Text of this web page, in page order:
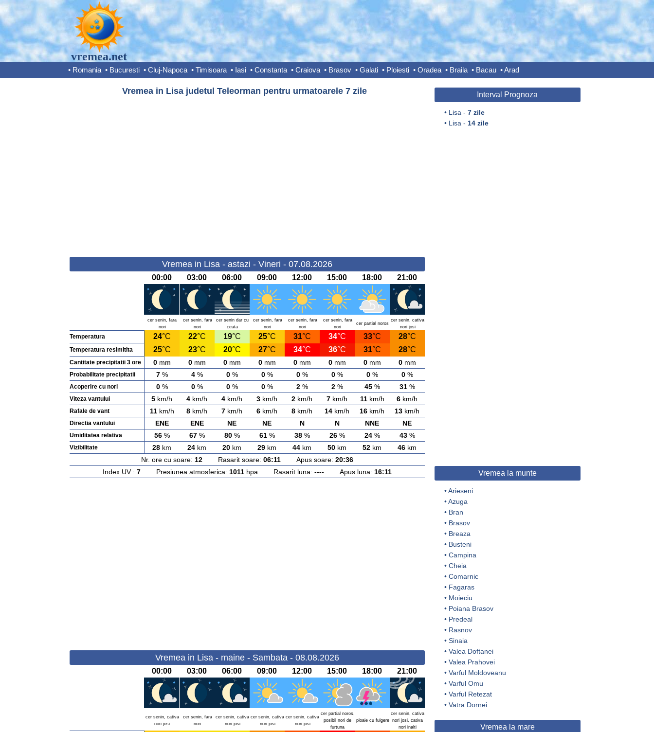
vremea.net
• Romania • Bucuresti • Cluj-Napoca • Timisoara • Iasi • Constanta • Craiova • Brasov • Galati • Ploiesti • Oradea • Braila • Bacau •Arad
Vremea in Lisa judetul Teleorman pentru urmatoarele 7 zile
Vremea in Lisa - astazi - Vineri - 07.08.2026
00:00 03:00 06:00 09:00 12:00 15:00 18:00 21:00
cer senin, fara
nori
cer senin, fara
nori
cer senin dar cu
ceata
cer senin, fara
nori
cer senin, fara
nori
cer senin, fara
nori
cer partial noros
cer senin, cativa
nori josi
Temperatura 24°C 22°C 19°C 25°C 31°C 34°C 33°C 28°C
Temperatura resimitita 25°C 23°C 20°C 27°C 34°C 36°C 31°C 28°C
Cantitate precipitatii 3 ore 0mm 0mm 0mm 0mm 0mm 0mm 0mm 0mm
Probabilitate precipitatii 7% 4% 0% 0% 0% 0% 0% 0%
Acoperire cu nori 0% 0% 0% 0% 2% 2% 45% 31%
Viteza vantului 5 km/h 4 km/h 4 km/h 3 km/h 2 km/h 7 km/h 11km/h 6 km/h
Rafale de vant 11km/h 8 km/h 7 km/h 6 km/h 8 km/h 14 km/h 16 km/h 13 km/h
Directia vantului ENE ENE NE NE N N NNE NE
Umiditatea relativa 56% 67% 80% 61% 38% 26% 24% 43%
Vizibilitate 28 km 24 km 20 km 29 km 44 km 50 km 52 km 46 km
Nr. ore cu soare: 12Rasarit soare: 06:11Apus soare: 20:36
Index UV : 7Presiunea atmosferica: 1011hpa Rasarit luna: ----Apus luna: 16:11
Vremea in Lisa - maine - Sambata - 08.08.2026
00:00 03:00 06:00 09:00 12:00 15:00 18:00 21:00
cer senin, cativa
nori josi
cer senin, fara
nori
cer senin, cativa
nori josi
cer senin, cativa
nori josi
cer senin, cativa
nori josi
cer partial noros,
posibil nori de
furtuna
ploaie cu fulgere
cer senin, cativa
nori josi, cativa
nori inalti
Interval Prognoza
• Lisa - 7 zile
• Lisa - 14 zile
Vremea la munte
•Arieseni
•Azuga
• Bran
• Brasov
• Breaza
• Busteni
• Campina
• Cheia
• Comarnic
• Fagaras
• Moieciu
• Poiana Brasov
• Predeal
• Rasnov
• Sinaia
• Valea Doftanei
• Valea Prahovei
• Varful Moldoveanu
• Varful Omu
• Varful Retezat
• Vatra Dornei
Vremea la mare